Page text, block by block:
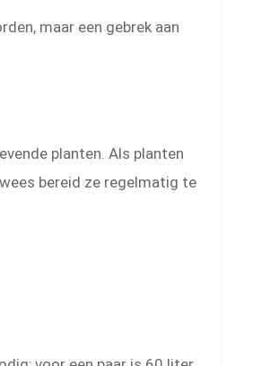
maar een gebrek aan
planten. Als planten
bereid ze regelmatig te